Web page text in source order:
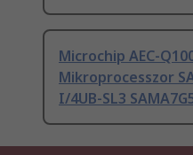
Microchip AEC-
Mikroprocesszor
I/4UB-SL3